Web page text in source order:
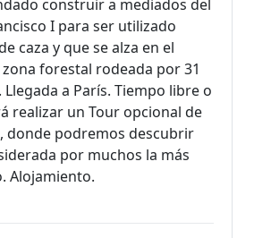
construir a mediados del
I para ser utilizado
caza y que se alza en el
forestal rodeada por 31
a París. Tiempo libre o
realizar un Tour opcional de
donde podremos descubrir
por muchos la más
Alojamiento.